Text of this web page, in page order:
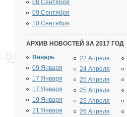
08 Сентября
09 Сентября
10 Сентября
АРХИВ НОВОСТЕЙ ЗА 2017 ГОД
Январь
09 Января
17 Января
17 Января
19 Января
21 Января
22 Апреля
24 Апреля
25 Апреля
25 Апреля
25 Апреля
26 Апреля